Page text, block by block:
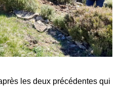
les deux précédentes qui